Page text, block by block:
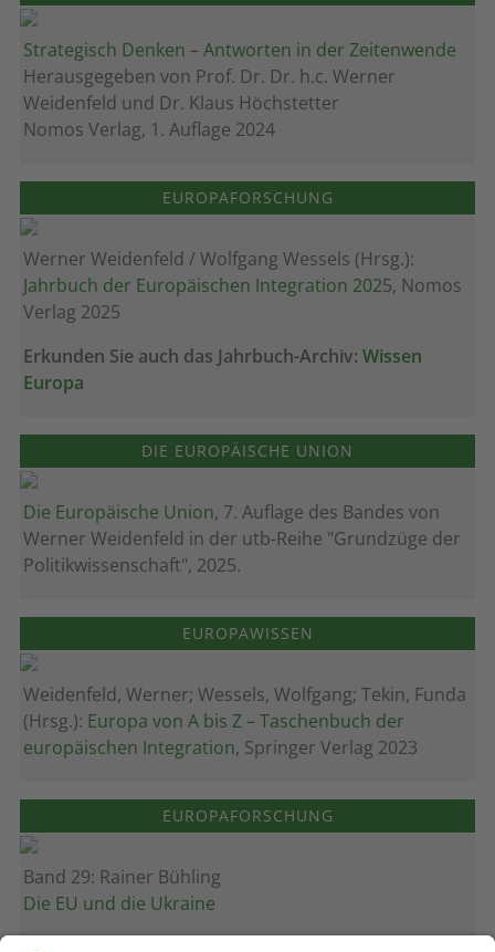
Strategisch Denken – Antworten in der Zeitenwende
Herausgegeben von Prof. Dr. Dr. h.c. Werner
Weidenfeld und Dr. Klaus Höchstetter
Nomos Verlag, 1. Auflage 2024
EUROPAFORSCHUNG
Werner Weidenfeld / Wolfgang Wessels (Hrsg.):
Jahrbuch der Europäischen Integration 2025, Nomos
Verlag 2025
Erkunden Sie auch das Jahrbuch-Archiv: Wissen
Europa
DIE EUROPÄISCHE UNION
Die Europäische Union, 7. Auflage des Bandes von
Werner Weidenfeld in der utb-Reihe "Grundzüge der
Politikwissenschaft", 2025.
EUROPAWISSEN
Weidenfeld, Werner; Wessels, Wolfgang; Tekin, Funda
(Hrsg.): Europa von A bis Z – Taschenbuch der
europäischen Integration, Springer Verlag 2023
EUROPAFORSCHUNG
Band 29: Rainer Bühling
Die EU und die Ukraine